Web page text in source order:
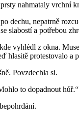
nahmataly
dechu, nepatrně
slabostí a potřebou
vyhlédl z okna.
hlasitě protestovalo
Povzdechla si.
to dopadnout hůř.“